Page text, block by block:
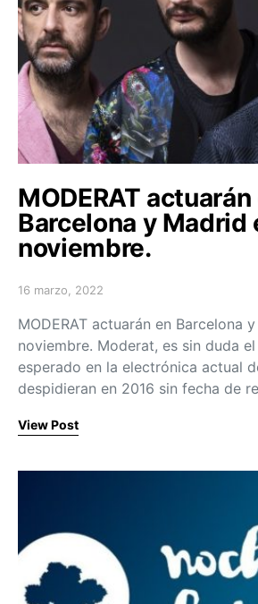
MODERAT actuarán
Barcelona y Madrid
noviembre.
Posted on
16 marzo, 2022
MODERAT actuarán en Barcelona
noviembre. Moderat, es sin duda
esperado en la electrónica actual
despidieran en 2016 sin fecha de
View Post